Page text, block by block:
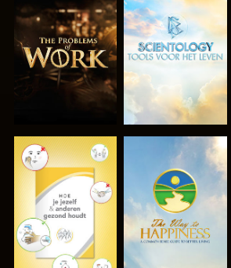
VERKEN DE
SERIE
VERKEN DE
SERIE
KIJK KIJK